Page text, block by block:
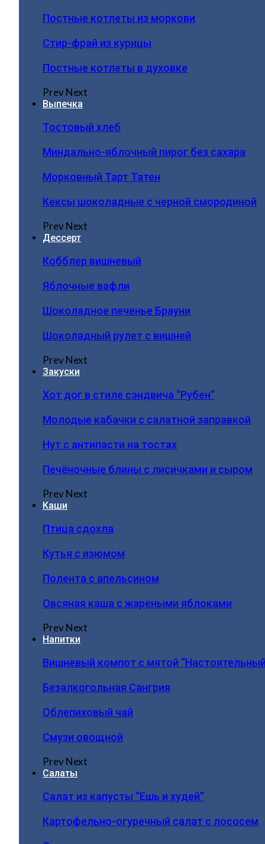
Постные котлеты из моркови
Стир-фрай из курицы
Постные котлеты в духовке
PrevNext
Выпечка
Тостовый хлеб
Миндально-яблочный пирог без сахара
Морковный Тарт Татен
Кексы шоколадные с черной смородиной
PrevNext
Дессерт
Кобблер вишневый
Яблочные вафли
Шоколадное печенье Брауни
Шоколадный рулет с вишней
PrevNext
Закуски
Хот дог в стиле сэндвича “Рубен”
Молодые кабачки с салатной заправкой
Нут с антипасти на тостах
Печёночные блины с лисичками и сыром
PrevNext
Каши
Птица сдохла
Кутья с изюмом
Полента с апельсином
Овсяная каша с жареными яблоками
PrevNext
Напитки
Вишневый компот с мятой
Безалкогольная Сангрия
Облепиховый чай
Смузи овощной
PrevNext
Салаты
Салат из капусты “Ешь и худей”
Картофельно-огуречный салат с лососем